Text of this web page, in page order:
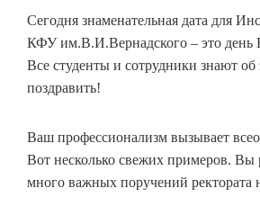
Сегодня знаменательная дата для
КФУ им.В.И.Вернадского – это день
Все студенты и сотрудники знают
поздравить!
Ваш профессионализм вызывает
Вот несколько свежих примеров. Вы
много важных поручений ректората